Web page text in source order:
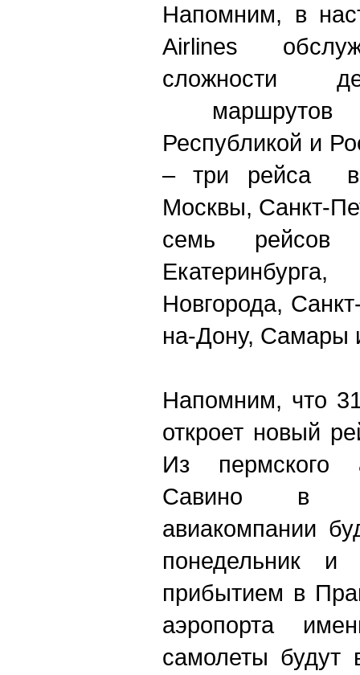
Напомним, в
Airlines
сложности
маршрутов
Республикой и
– три рейса в
Москвы, Санкт-
семь
Новгорода,
на-Дону,
Напомним, что
откроет новый
Из пермского
Савино в
авиакомпании
понедельник
прибытием в
аэропорта
самолеты будут